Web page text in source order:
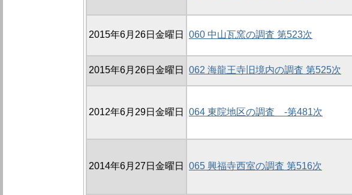
2015年6月26日金曜日 060 中山瓦窯の調査 第523次
2015年6月26日金曜日 062 海龍王寺旧境内の調査 第525次
2012年6月29日金曜日 064 東院地区の調査 -第481次
2014年6月27日金曜日 065 興福寺西室の調査 第516次